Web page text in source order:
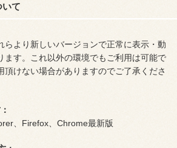
いて
らより新しいバージョンで正常に表示・動
ます。これ以外の環境でもご利用は可能で
頂けない場合がありますのでご了承くださ
、Firefox、Chrome最新版